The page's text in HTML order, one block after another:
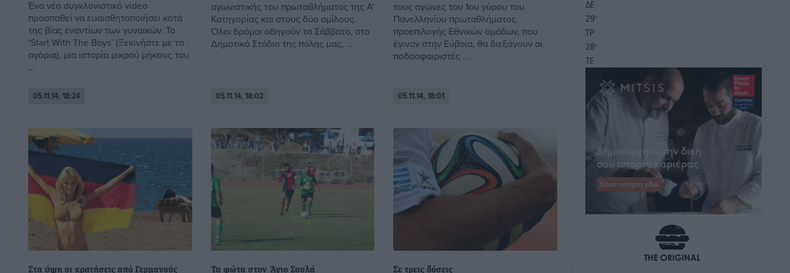
Ένα νέο συγκλονιστικό video
προσπαθεί να ευαισθητοποιήσει κατά
της βίας εναντίων των γυναικών. Το
‘Start With Τhe Boys’ (Ξεκινήστε με τα
αγόρια), μια ιστορία μικρού μήκους του
...
05.11.14, 18:24
αγωνιστικής του πρωταθλήματος της Α’
Κατηγορίας και στους δύο ομίλους.
Όλοι δρόμοι οδηγούν το Σάββατο, στο
Δημοτικό Στάδιο της πόλης μας, ...
05.11.14, 18:02
τους αγώνες του 1ου γύρου του
Πανελληνίου πρωταθλήματος
προεπιλογής Εθνικών ομάδων, που
έγιναν στην Εύβοια, θα διεξάγουν οι
ποδοσφαιριστές ...
05.11.14, 18:01
Στα ύψη οι κρατήσεις από Γερμανούς
Τα φώτα στον Άγιο Σουλά Σε τρεις δόσεις
ΔΕ
29°
ΤΡ
28°
ΤΕ